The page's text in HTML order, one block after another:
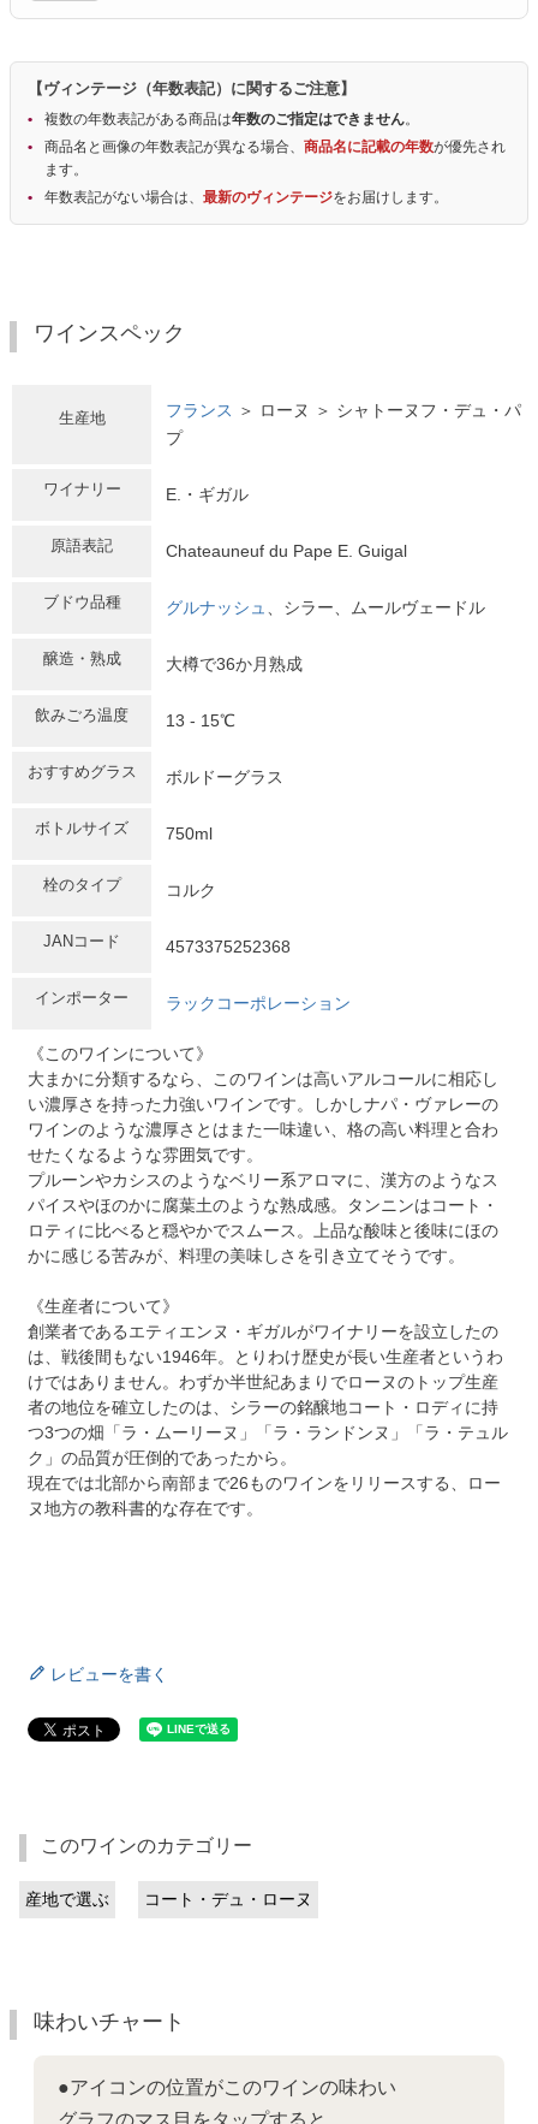
【ヴィンテージ（年数表記）に関するご注意】
複数の年数表記がある商品は年数のご指定はできません。
商品名と画像の年数表記が異なる場合、 商品名に記載の年数が優先され
ます。
年数表記がない場合は、 最新のヴィンテージをお届けします。
ワインスペック
生産地 フランス ＞ ローヌ ＞ シャトーヌフ・デュ・パ
プ
ワイナリー E.・ギガル
原語表記 Chateauneuf du Pape E. Guigal
ブドウ品種 グルナッシュ 、シラー、ムールヴェードル
醸造・熟成 大樽で36か月熟成
飲みごろ温度 13 - 15℃
おすすめグラス ボルドーグラス
ボトルサイズ 750ml
栓のタイプ コルク
JANコード 4573375252368
インポーター ラックコーポレーション
《このワインについて》
大まかに分類するなら、このワインは高いアルコールに相応し
い濃厚さを持った力強いワインです。しかしナパ・ヴァレーの
ワインのような濃厚さとはまた一味違い、格の高い料理と合わ
せたくなるような雰囲気です。
プルーンやカシスのようなベリー系アロマに、漢方のようなス
パイスやほのかに腐葉土のような熟成感。タンニンはコート・
ロティに比べると穏やかでスムース。上品な酸味と後味にほの
かに感じる苦みが、料理の美味しさを引き立てそうです。
《生産者について》
創業者であるエティエンヌ・ギガルがワイナリーを設立したの
は、戦後間もない1946年。とりわけ歴史が長い生産者というわ
けではありません。わずか半世紀あまりでローヌのトップ生産
者の地位を確立したのは、シラーの銘醸地コート・ロディに持
つ3つの畑「ラ・ムーリーヌ」「ラ・ランドンヌ」「ラ・テュル
ク」の品質が圧倒的であったから。
現在では北部から南部まで26ものワインをリリースする、ロー
ヌ地方の教科書的な存在です。
レビューを書く
このワインのカテゴリー
産地で選ぶ コート・デュ・ローヌ
味わいチャート
●アイコンの位置がこのワインの味わい